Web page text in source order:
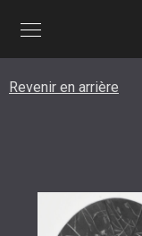
Revenir en arrière